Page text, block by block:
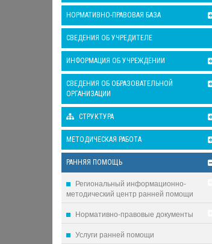
НОРМАТИВНО-ПРАВОВАЯ БАЗА
СВЕДЕНИЯ ОБ УЧРЕДИТЕЛЕ
ИНФОРМАЦИЯ ОБ УЧРЕЖДЕНИИ
СВЕДЕНИЯ ОБ ОБРАЗОВАТЕЛЬНОЙ
ОРГАНИЗАЦИИ
СТРУКТУРА
МЕТОДИЧЕСКАЯ РАБОТА
РАННЯЯ ПОМОЩЬ
Региональный информационно-
методический центр ранней помощи
Нормативно-правовые документы
Услуги ранней помощи